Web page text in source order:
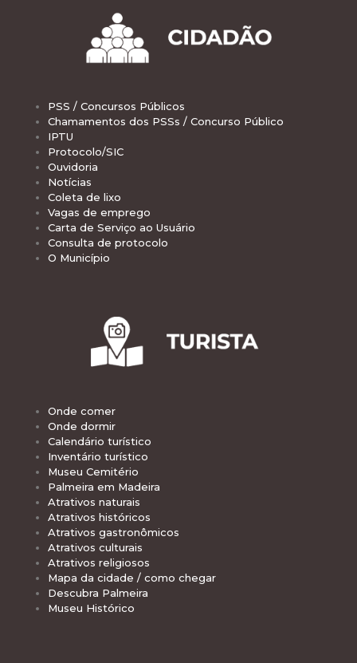
PSS / Concursos Públicos
Chamamentos dos PSSs / Concurso Público
IPTU
Protocolo/SIC
Ouvidoria
Notícias
Coleta de lixo
Vagas de emprego
Carta de Serviço ao Usuário
Consulta de protocolo
O Município
Onde comer
Onde dormir
Calendário turístico
Inventário turístico
Museu Cemitério
Palmeira em Madeira
Atrativos naturais
Atrativos históricos
Atrativos gastronômicos
Atrativos culturais
Atrativos religiosos
Mapa da cidade / como chegar
Descubra Palmeira
Museu Histórico